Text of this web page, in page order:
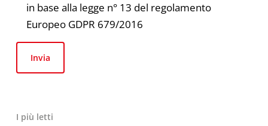
in base alla legge n° 13 del regolamento
Europeo GDPR 679/2016
I più letti